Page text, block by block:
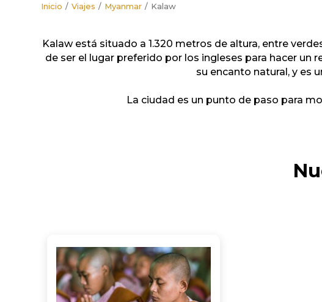
Inicio Viajes Myanmar Kalaw
Kalaw está situado a 1.320 metros de altura, entre
de ser el lugar preferido por los ingleses para hacer
su encanto natural, y es
La ciudad es un punto de paso para